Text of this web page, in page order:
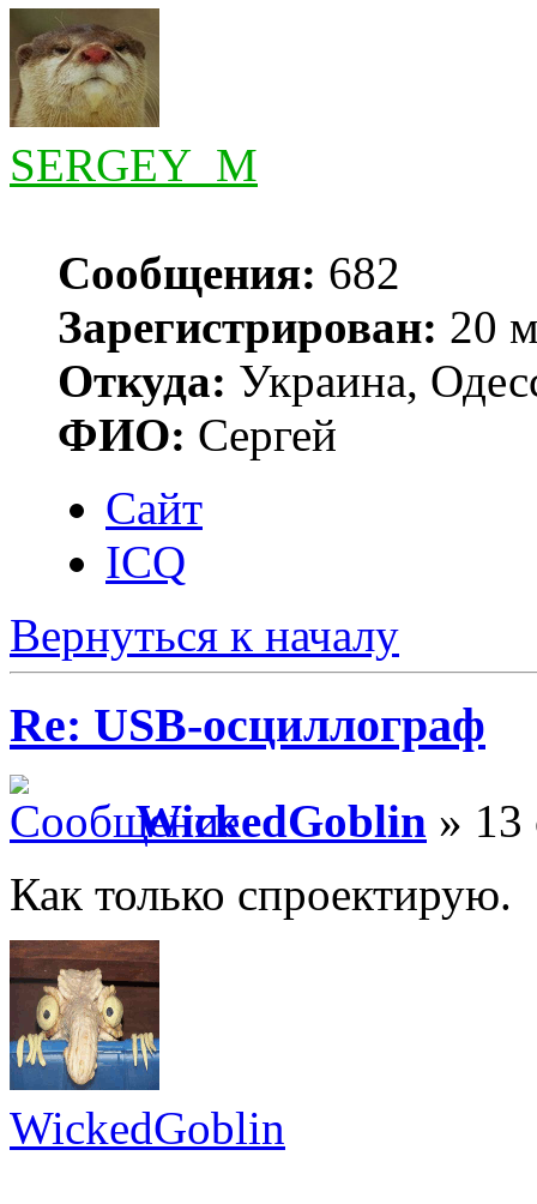
SERGEY_M
Сообщения: 682
Зарегистрирован: 20
Откуда: Украина,
ФИО: Сергей
Сайт
ICQ
Вернуться к началу
Re: USB-осциллограф
WickedGoblin » 13
Как только спроектирую.
WickedGoblin